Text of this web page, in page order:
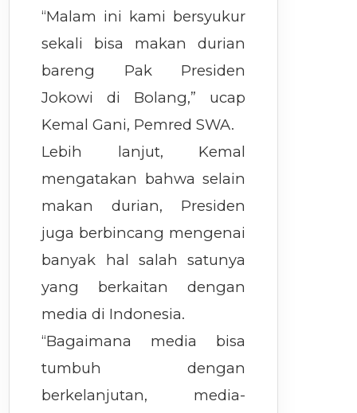
“Malam ini kami bersyukur
sekali bisa makan durian
bareng Pak Presiden
Jokowi di Bolang,” ucap
Kemal Gani, Pemred SWA.
Lebih lanjut, Kemal
mengatakan bahwa selain
makan durian, Presiden
juga berbincang mengenai
banyak hal salah satunya
yang berkaitan dengan
media di Indonesia.
“Bagaimana media bisa
tumbuh dengan
berkelanjutan, media-